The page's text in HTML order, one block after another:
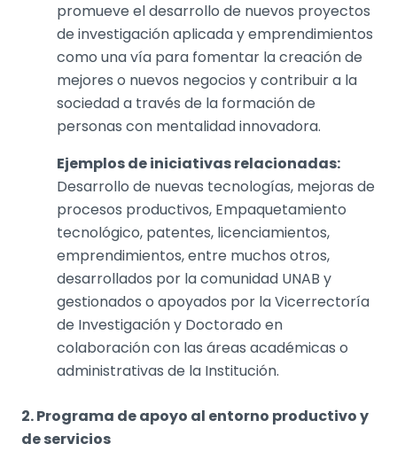
promueve el desarrollo de nuevos proyectos
de investigación aplicada y emprendimientos
como una vía para fomentar la creación de
mejores o nuevos negocios y contribuir a la
sociedad a través de la formación de
personas con mentalidad innovadora.
Ejemplos de iniciativas relacionadas:
Desarrollo de nuevas tecnologías, mejoras de
procesos productivos, Empaquetamiento
tecnológico, patentes, licenciamientos,
emprendimientos, entre muchos otros,
desarrollados por la comunidad UNAB y
gestionados o apoyados por la Vicerrectoría
de Investigación y Doctorado en
colaboración con las áreas académicas o
administrativas de la Institución.
2. Programa de apoyo al entorno productivo y
de servicios